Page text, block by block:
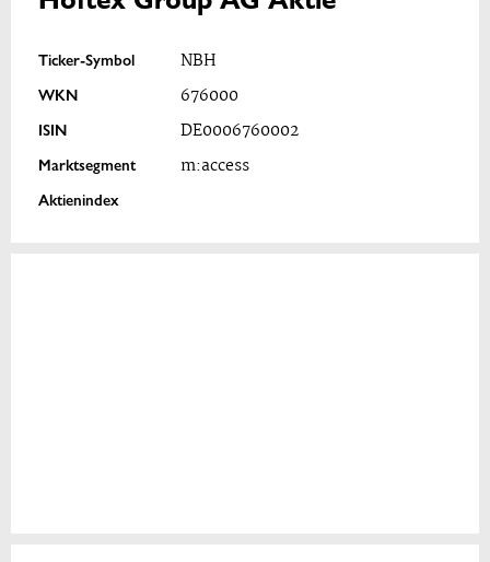
Ticker-Symbol NBH
WKN 676000
ISIN DE0006760002
Marktsegment m:access
Aktienindex